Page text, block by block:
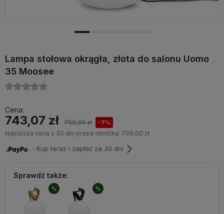
Lampa stołowa okrągła, złota do salonu Uomo
35 Moosee
Cena:
743,07 zł 799,00 zł -7%
Najniższa cena z 30 dni przed obniżką: 799,00 zł
・Kup teraz i zapłać za 30 dni
Sprawdź także:
% %